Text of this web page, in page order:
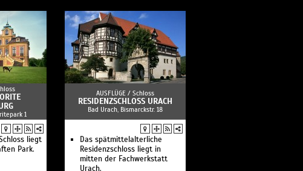
1
liegt
Park.
AUSFLÜGE / Schloss
RESIDENZSCHLOSS URACH
Bad Urach, Bismarckstr. 18
Das spätmittelalterliche
Residenzschloss liegt in
mitten der Fachwerkstatt
Urach.